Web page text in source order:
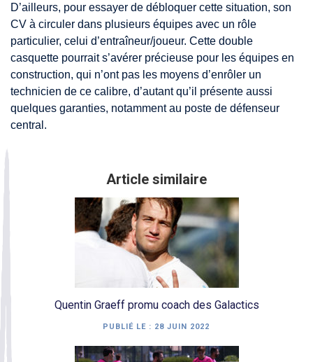
D’ailleurs, pour essayer de débloquer cette situation, son
CV à circuler dans plusieurs équipes avec un rôle
particulier, celui d’entraîneur/joueur. Cette double
casquette pourrait s’avérer précieuse pour les équipes en
construction, qui n’ont pas les moyens d’enrôler un
technicien de ce calibre, d’autant qu’il présente aussi
quelques garanties, notamment au poste de défenseur
central.
Article similaire
Quentin Graeff promu coach des Galactics
PUBLIÉ LE : 28 JUIN 2022